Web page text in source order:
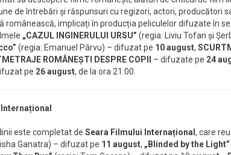
de întrebări și răspunsuri cu regizori, actori, producători
românească, implicați în producția peliculelor difuzate în
„CAZUL INGINERULUI URSU” (regia: Liviu Tofan și
(regia: Emanuel Pârvu) – difuzat pe 10 august,
ROMÂNEȘTI DESPRE COPII – difuzate pe 24
pe 26 august, de la ora 21:00.
este completat de Seara Filmului Internațional , care
Ganatra) – difuzat pe 11 august, „Blinded by the Light”